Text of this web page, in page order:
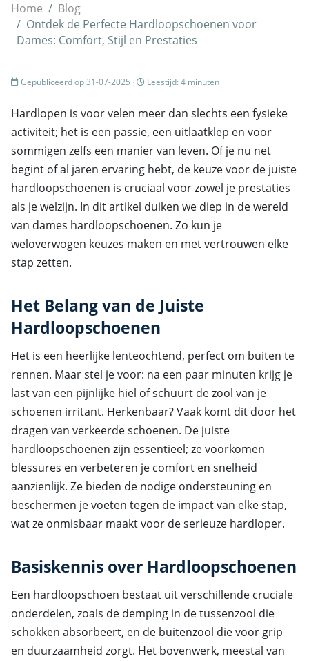
Home
Blog
Ontdek de Perfecte Hardloopschoenen voor
Dames: Comfort, Stijl en Prestaties
Gepubliceerd op 31-07-2025 · Leestijd: 4 minuten
Hardlopen is voor velen meer dan slechts een fysieke
activiteit; het is een passie, een uitlaatklep en voor
sommigen zelfs een manier van leven. Of je nu net
begint of al jaren ervaring hebt, de keuze voor de juiste
hardloopschoenen is cruciaal voor zowel je prestaties
als je welzijn. In dit artikel duiken we diep in de wereld
van dames hardloopschoenen. Zo kun je
weloverwogen keuzes maken en met vertrouwen elke
stap zetten.
Het Belang van de Juiste
Hardloopschoenen
Het is een heerlijke lenteochtend, perfect om buiten te
rennen. Maar stel je voor: na een paar minuten krijg je
last van een pijnlijke hiel of schuurt de zool van je
schoenen irritant. Herkenbaar? Vaak komt dit door het
dragen van verkeerde schoenen. De juiste
hardloopschoenen zijn essentieel; ze voorkomen
blessures en verbeteren je comfort en snelheid
aanzienlijk. Ze bieden de nodige ondersteuning en
beschermen je voeten tegen de impact van elke stap,
wat ze onmisbaar maakt voor de serieuze hardloper.
Basiskennis over Hardloopschoenen
Een hardloopschoen bestaat uit verschillende cruciale
onderdelen, zoals de demping in de tussenzool die
schokken absorbeert, en de buitenzool die voor grip
en duurzaamheid zorgt. Het bovenwerk, meestal van